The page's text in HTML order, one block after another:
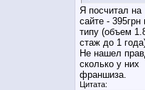
Я посчитал на
сайте - 395грн
типу (объем
стаж до 1
Не нашел
сколько у них
франшиза.
Цитата: